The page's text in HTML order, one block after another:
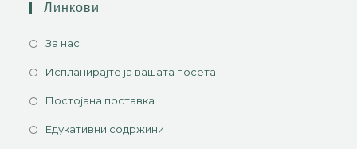
Линкови
За нас
Испланирајте ја вашата посета
Постојана поставка
Едукативни содржини